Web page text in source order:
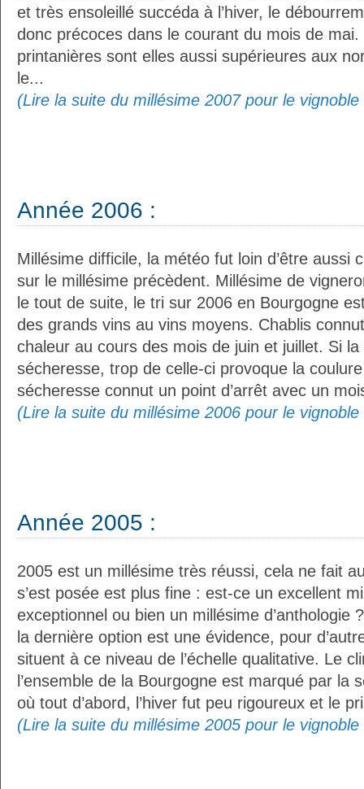
et très ensoleillé succéda à l’hiver, le
donc précoces dans le courant du mois de
printanières sont elles aussi supérieures aux
le...
(Lire la suite du millésime 2007 pour le
Année 2006 :
Millésime difficile, la météo fut loin d’être aussi
sur le millésime précèdent. Millésime de
le tout de suite, le tri sur 2006 en Bourgogne
des grands vins au vins moyens. Chablis
chaleur au cours des mois de juin et juillet. Si
sécheresse, trop de celle-ci provoque la
sécheresse connut un point d’arrêt avec un
(Lire la suite du millésime 2006 pour le
Année 2005 :
2005 est un millésime très réussi, cela ne fait
s’est posée est plus fine : est-ce un excellent
exceptionnel ou bien un millésime d’anthologie
la dernière option est une évidence, pour
situent à ce niveau de l’échelle qualitative. Le
l’ensemble de la Bourgogne est marqué par la
où tout d’abord, l’hiver fut peu rigoureux et le
(Lire la suite du millésime 2005 pour le